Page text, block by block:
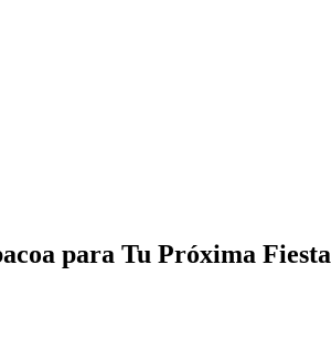
para Tu Próxima Fiesta